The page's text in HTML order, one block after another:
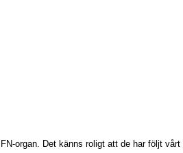
organ. Det känns roligt att de har följt